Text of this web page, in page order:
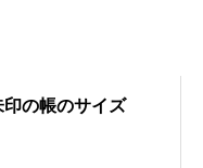
の帳のサイズ